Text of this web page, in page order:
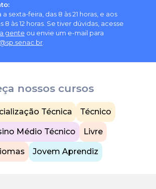
sexta-feira, das 8 às 21 horas, e aos
8 às 12 horas. Se tiver dúvidas, acesse
gente ou envie um e-mail para
.
nossos cursos
Técnico
Livre
Médio Técnico
Jovem Aprendiz
Técnica